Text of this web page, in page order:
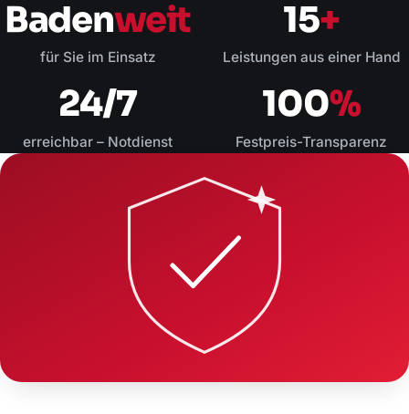
Badenweit
für Sie im Einsatz
15+
Leistungen aus einer Hand
24/7
erreichbar – Notdienst
100%
Festpreis-Transparenz